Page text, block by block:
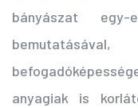
bányászat
anyagiak is